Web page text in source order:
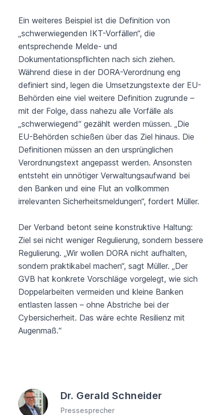
Ein weiteres Beispiel ist die Definition von
„schwerwiegenden IKT-Vorfällen“, die
entsprechende Melde- und
Dokumentationspflichten nach sich ziehen.
Während diese in der DORA-Verordnung eng
definiert sind, legen die Umsetzungstexte der EU-
Behörden eine viel weitere Definition zugrunde –
mit der Folge, dass nahezu alle Vorfälle als
„schwerwiegend“ gezählt werden müssen. „Die
EU-Behörden schießen über das Ziel hinaus. Die
Definitionen müssen an den ursprünglichen
Verordnungstext angepasst werden. Ansonsten
entsteht ein unnötiger Verwaltungsaufwand bei
den Banken und eine Flut an vollkommen
irrelevanten Sicherheitsmeldungen“, fordert Müller.
Der Verband betont seine konstruktive Haltung:
Ziel sei nicht weniger Regulierung, sondern bessere
Regulierung. „Wir wollen DORA nicht aufhalten,
sondern praktikabel machen“, sagt Müller. „Der
GVB hat konkrete Vorschläge vorgelegt, wie sich
Doppelarbeiten vermeiden und kleine Banken
entlasten lassen – ohne Abstriche bei der
Cybersicherheit. Das wäre echte Resilienz mit
Augenmaß.“
Dr. Gerald Schneider
Pressesprecher